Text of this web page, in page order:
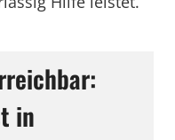
in